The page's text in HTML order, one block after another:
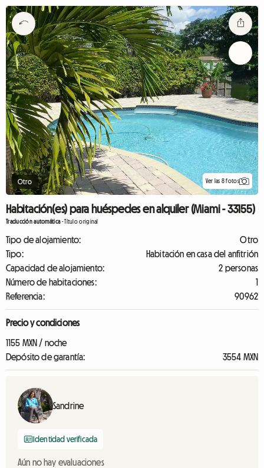
Otro Ver las 8 fotos
Habitación(es) para huéspedes en alquiler (Miami - 33155)
Traducción automática-Título original
Tipo de alojamiento:
Otro
Tipo:
Habitación en casa del anfitrión
Capacidad de alojamiento:
2 personas
Número de habitaciones:
1
Referencia:
90962
Precio y condiciones
1155 MXN / noche
Depósito de garantía:
3554 MXN
Sandrine
Identidad verificada
Aún no hay evaluaciones